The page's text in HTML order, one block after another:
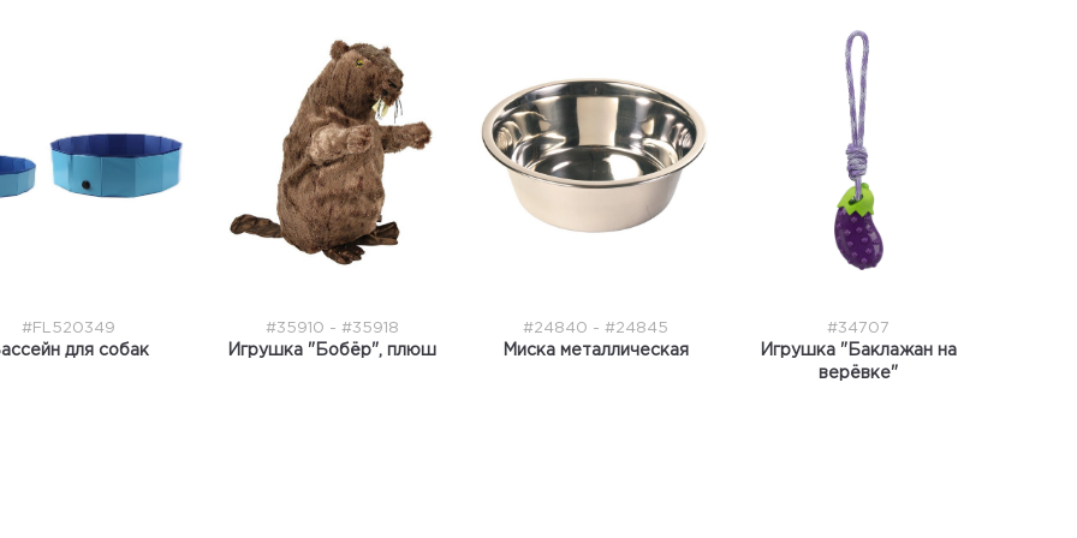
#FL520349
для собак
#35910 - #35918
Игрушка "Бобёр", плюш
#24840 - #24845
Миска металлическая
#34707
Игрушка "Баклажан на
верёвке"